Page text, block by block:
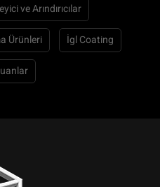
ve Arındırıcılar
Ürünleri İgl Coating